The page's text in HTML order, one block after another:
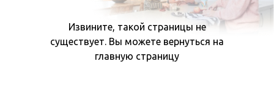
Извините, такой страницы не
существует. Вы можете вернуться на
главную страницу